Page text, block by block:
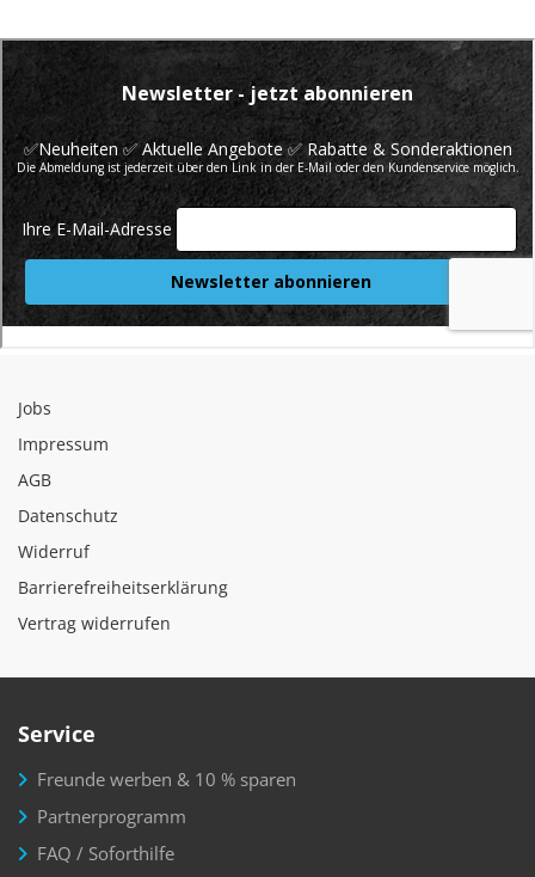
Jobs
Impressum
AGB
Datenschutz
Widerruf
Barrierefreiheitserklärung
Vertrag widerrufen
Service
Freunde werben & 10 % sparen
Partnerprogramm
FAQ / Soforthilfe